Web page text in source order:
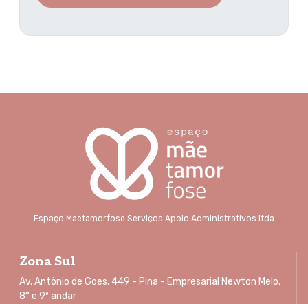
Espaço Maetamorfose Serviços Apoio Administrativos ltda
Zona Sul
Av. Antônio de Goes, 449 - Pina - Empresarial Newton Melo,
8° e 9º andar